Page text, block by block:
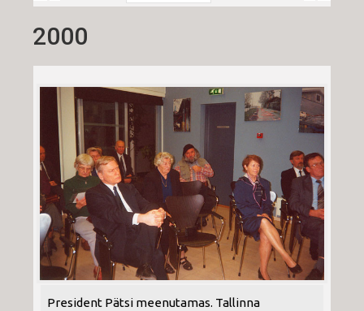
2000
President Pätsi meenutamas. Tallinna